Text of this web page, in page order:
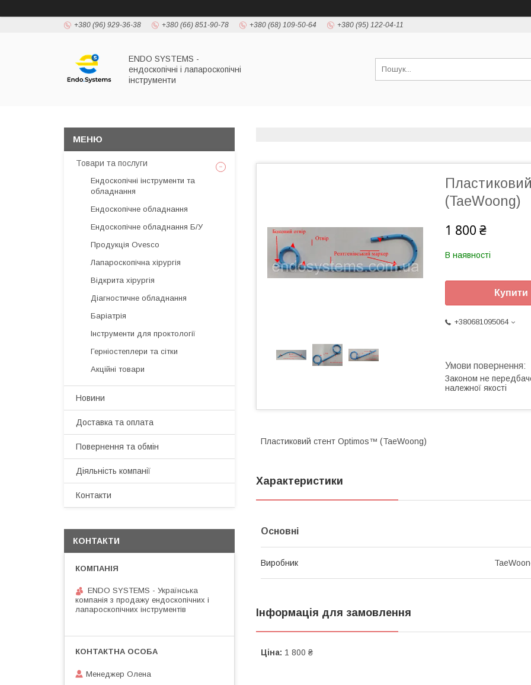
+380 (96) 929-36-38 +380 (66) 851-90-78 +380 (68) 109-50-64 +380 (95) 122-04-11
ENDO SYSTEMS -
ендоскопічні і лапароскопічні
інструменти
(TaeWoong)
1 800 ₴
В наявності
Купити
+380681095064
Законом не
належної якості
Пластиковий стент Optimos™ (TaeWoong)
Характеристики
Основні
Виробник
Інформація для замовлення
Ціна: 1 800 ₴
Товари та послуги
Ендоскопічні інструменти та
обладнання
Ендоскопічне обладнання
Ендоскопічне обладнання Б/У
Продукція Ovesco
Лапароскопічна хірургія
Відкрита хірургія
Діагностичне обладнання
Баріатрія
Інструменти для проктології
Герніостеплери та сітки
Акційні товари
Новини
Доставка та оплата
Повернення та обмін
Діяльність компанії
Контакти
КОНТАКТИ
ENDO SYSTEMS - Українська
компанія з продажу ендоскопічних і
лапароскопічних інструментів
Менеджер Олена